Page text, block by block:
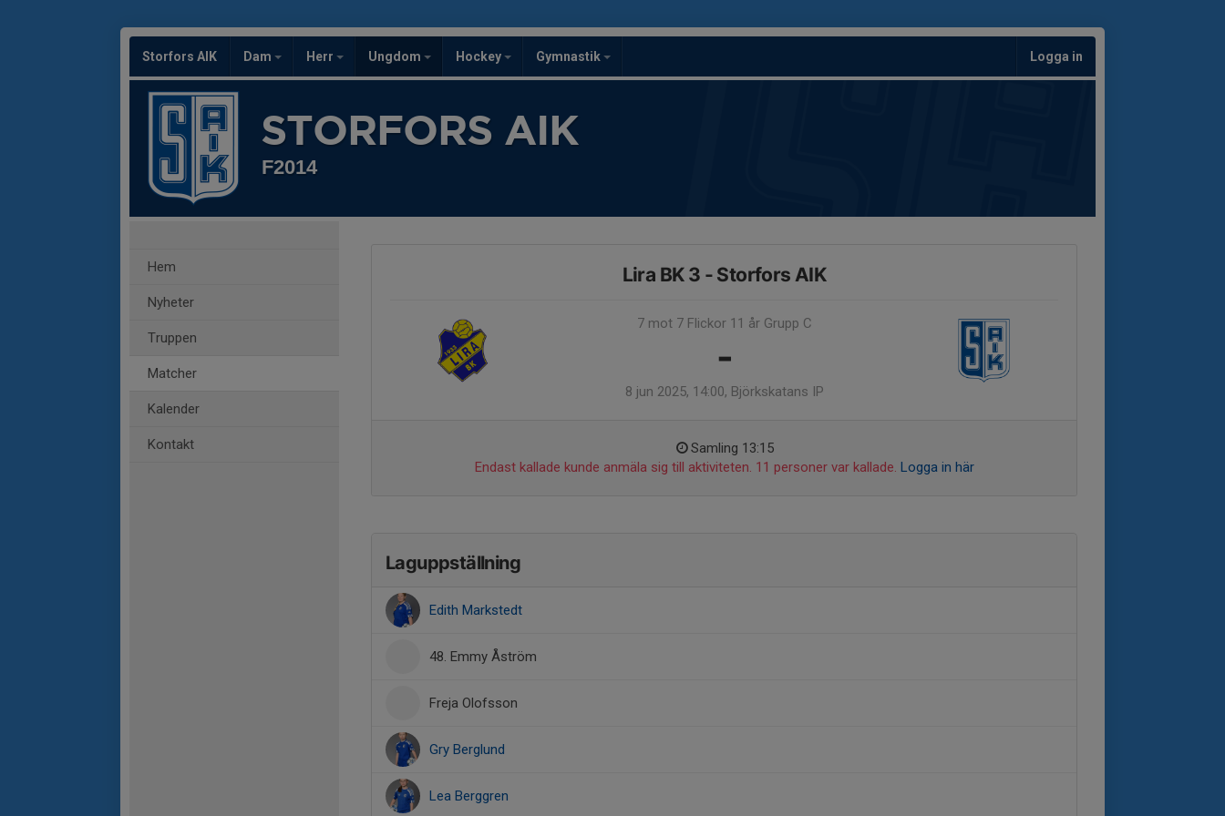
Storfors AIK Dam Herr Ungdom Hockey Gymnastik Logga in
STORFORS AIK
F2014
Hem
Nyheter
Truppen
Matcher
Kalender
Kontakt
Lira BK 3 - Storfors AIK
7 mot 7 Flickor 11 år Grupp C
-
8 jun 2025, 14:00, Björkskatans IP
Samling 13:15
Endast kallade kunde anmäla sig till aktiviteten. 11 personer var kallade. Logga in här
Laguppställning
Edith Markstedt
48. Emmy Åström
Freja Olofsson
Gry Berglund
Lea Berggren